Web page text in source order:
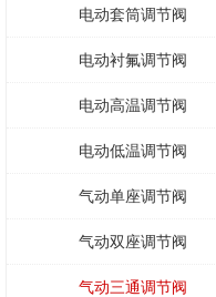
电动套筒调节阀
电动衬氟调节阀
电动高温调节阀
电动低温调节阀
气动单座调节阀
气动双座调节阀
气动三通调节阀